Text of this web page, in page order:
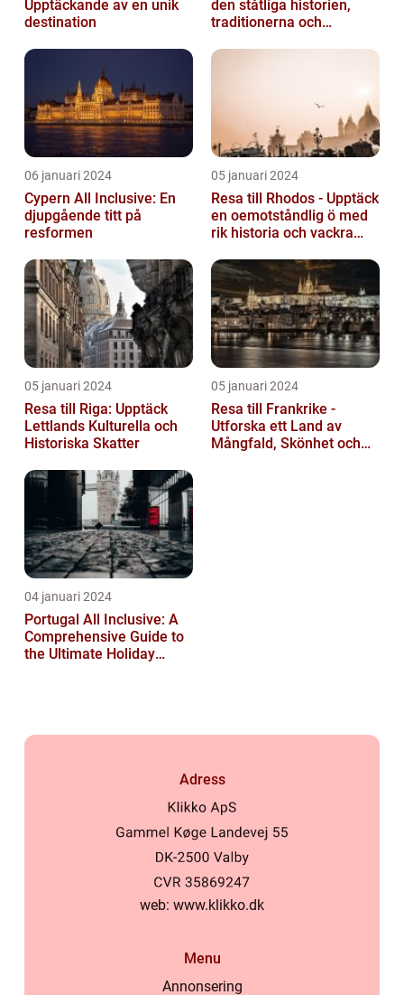
Upptäckande av en unik
destination
den ståtliga historien,
traditionerna och
06 januari 2024
Cypern All Inclusive: En
djupgående titt på
resformen
05 januari 2024
Resa till Rhodos - Upptäck
en oemotståndlig ö med
rik historia och vackra
05 januari 2024
Resa till Riga: Upptäck
Lettlands Kulturella och
Historiska Skatter
05 januari 2024
Resa till Frankrike -
Utforska ett Land av
Mångfald, Skönhet och
04 januari 2024
Portugal All Inclusive: A
Comprehensive Guide to
the Ultimate Holiday
Adress
web: www.klikko.dk
Menu
Annonsering